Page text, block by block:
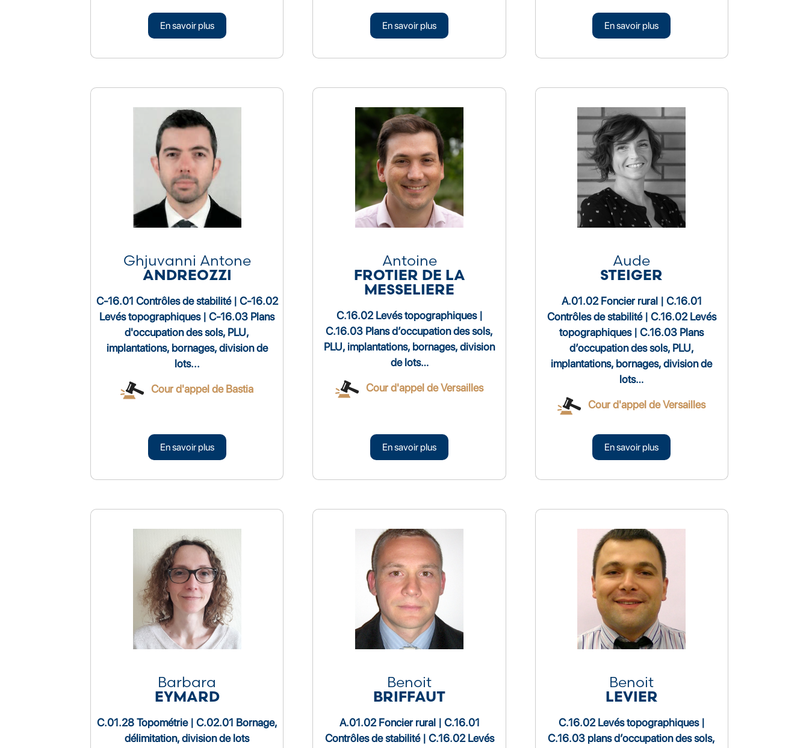
En savoir plus En savoir plus En savoir plus
Ghjuvanni Antone
ANDREOZZI
C-16.01 Contrôles de stabilité | C-16.02
Levés topographiques | C-16.03 Plans
d'occupation des sols, PLU,
implantations, bornages, division de
lots...
Cour d'appel de Bastia
En savoir plus
Antoine
FROTIER DE LA
MESSELIERE
C.16.02 Levés topographiques |
C.16.03 Plans d’occupation des sols,
PLU, implantations, bornages, division
de lots…
Cour d'appel de Versailles
En savoir plus
Aude
STEIGER
A.01.02 Foncier rural | C.16.01
Contrôles de stabilité | C.16.02 Levés
topographiques | C.16.03 Plans
d’occupation des sols, PLU,
implantations, bornages, division de
lots…
Cour d'appel de Versailles
En savoir plus
Barbara
EYMARD
C.01.28 Topométrie | C.02.01 Bornage,
délimitation, division de lots
Benoit
BRIFFAUT
A.01.02 Foncier rural | C.16.01
Contrôles de stabilité | C.16.02 Levés
Benoit
LEVIER
C.16.02 Levés topographiques |
C.16.03 plans d’occupation des sols,